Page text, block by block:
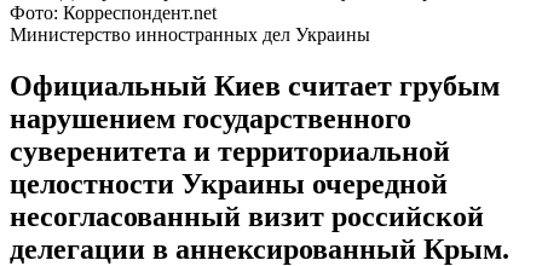
Фото: Корреспондент.net
Министерство инностранных дел Украины
Официальный Киев считает грубым
нарушением государственного
суверенитета и территориальной
целостности Украины очередной
несогласованный визит российской
делегации в аннексированный Крым.